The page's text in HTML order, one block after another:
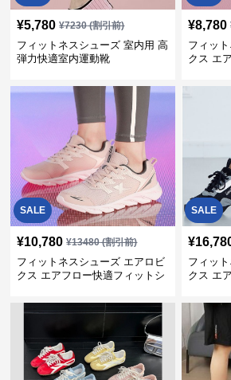
¥5,780 ¥7230(割引前)
フィットネスシューズ 室内用 高
弾力快適室内運動靴
¥8,780
フィッ
クス エ
SALE
¥10,780 ¥13480(割引前)
フィットネスシューズ エアロビ
クス エアフロー快適フィットシ
SALE
¥
フィッ
クス エ